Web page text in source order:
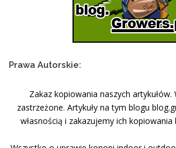
Prawa Autorskie:
Zakaz kopiowania naszych artykułów.
zastrzeżone. Artykuły na tym blogu
własnością i zakazujemy ich kopiowania